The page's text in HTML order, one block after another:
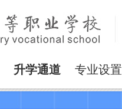
升学通道 专业设置